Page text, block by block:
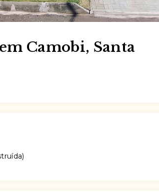
Camobi, Santa
)